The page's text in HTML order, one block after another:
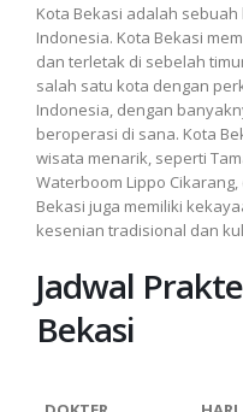
Kota Bekasi adalah sebuah
Indonesia. Kota Bekasi
dan terletak di sebelah
salah satu kota dengan
Indonesia, dengan
beroperasi di sana. Kota
wisata menarik, seperti
Waterboom Lippo
Bekasi juga memiliki
kesenian tradisional dan
Jadwal
Bekasi